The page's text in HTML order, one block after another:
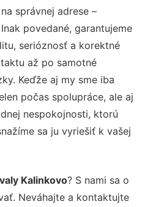
správnej adrese –
povedané, garantujeme
serióznosť a korektné
až po samotné
Keďže aj my sme iba
počas spolupráce, ale aj
nespokojnosti, ktorú
sa ju vyriešiť k vašej
Kalinkovo? S nami sa o
Neváhajte a kontaktujte